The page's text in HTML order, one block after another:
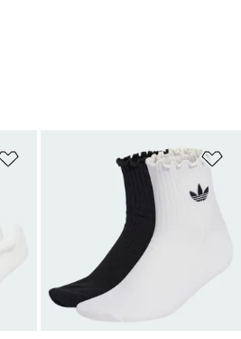
Añadir a la lista de deseos